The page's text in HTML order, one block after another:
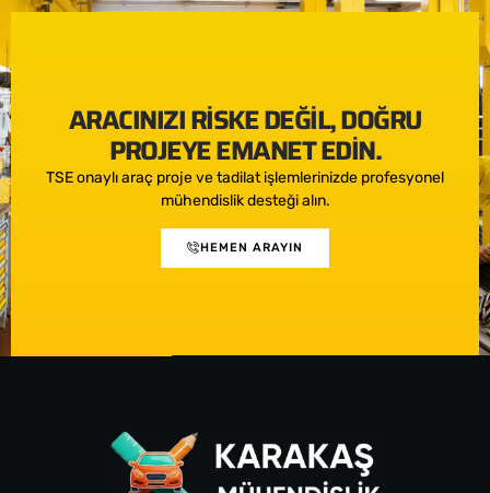
ARACINIZI RISKE DEĞIL, DOĞRU
PROJEYE EMANET EDIN.
TSE onaylı araç proje ve tadilat işlemlerinizde profesyonel
mühendislik desteği alın.
HEMEN ARAYIN